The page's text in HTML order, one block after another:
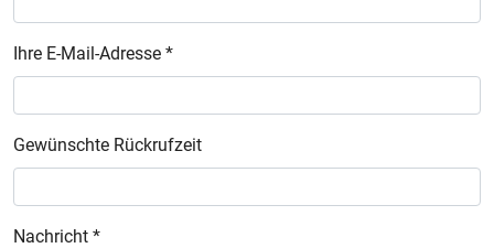
Ihre E-Mail-Adresse *
Gewünschte Rückrufzeit
Nachricht *